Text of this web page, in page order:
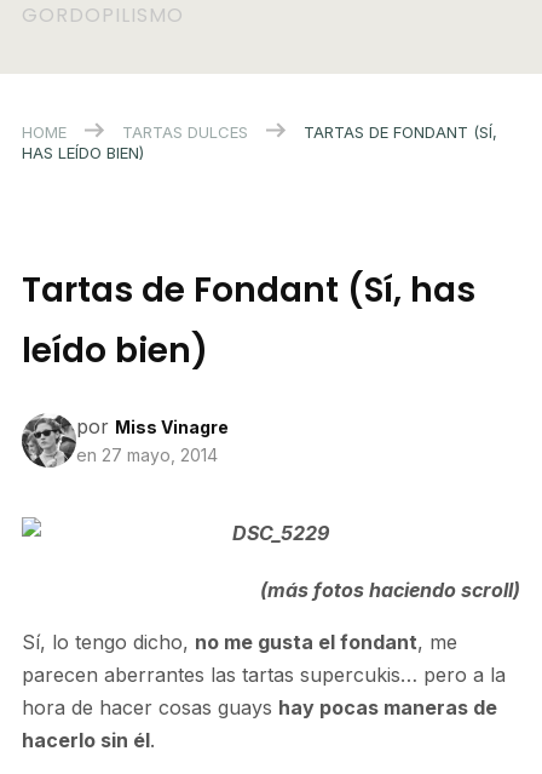
GORDOPILISMO
HOME TARTAS DULCES
TARTAS DE FONDANT (SÍ,
HAS LEÍDO BIEN)
Tartas de Fondant (Sí, has
leído bien)
por Miss Vinagre
en 27 mayo, 2014
(más fotos haciendo scroll)
Sí, lo tengo dicho, no me gusta el fondant, me
parecen aberrantes las tartas supercukis… pero a la
hora de hacer cosas guays hay pocas maneras de
hacerlo sin él.